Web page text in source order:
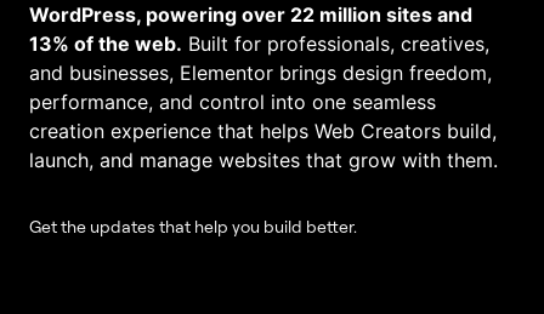
WordPress, powering over 22 million sites and
13% of the web. Built for professionals, creatives,
and businesses, Elementor brings design freedom,
performance, and control into one seamless
creation experience that helps Web Creators build,
launch, and manage websites that grow with them.
Get the updates that help you build better.